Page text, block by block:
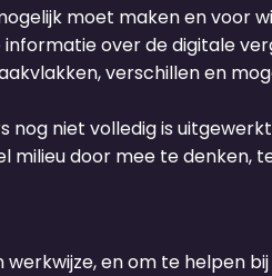
moet maken en voor
over de digitale
verschillen en
nog niet volledig is
milieu door mee te denken,
en om te helpen